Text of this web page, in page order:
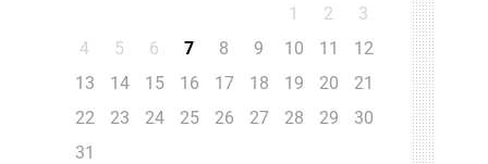
1
2
3
4
5 6 7 8 9 10 11
12
13
14 15 16 17 18 19 20
21
22
23 24 25 26 27 28 29
30
31